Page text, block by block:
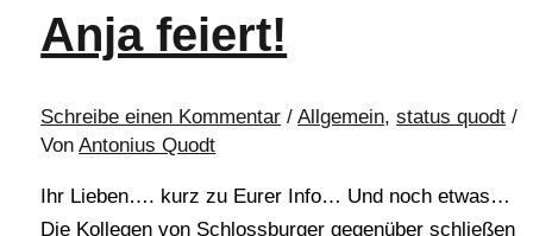
Anja feiert!
Schreibe einen Kommentar /Allgemein,status quodt /
VonAntonius Quodt
Ihr Lieben…. kurz zu Eurer Info… Und noch etwas…
Die Kollegen von Schlossburger gegenüber schließen